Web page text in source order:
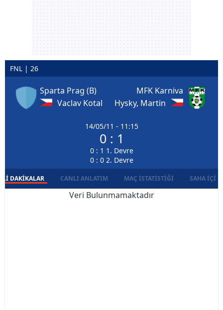
FNL | 26
Sparta Prag (B)
Vaclav Kotal
14/05/11 - 11:15
0 : 1
0 : 1 1. Devre
0 : 0 2. Devre
MFK Karniva
Hysky, Martin
DAKIKALAR CANLI ANLATIM MAÇ İSTATISTIĞI SAHA İÇI
Veri Bulunmamaktadır